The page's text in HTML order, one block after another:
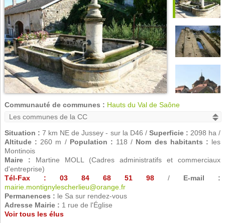
Communauté de communes : Hauts du Val de Saône
Situation : 7 km NE de Jussey - sur la D46 / Superficie : 2098 ha /
Altitude : 260 m / Population : 118 / Nom des habitants : les
Montinois
Maire : Martine MOLL (Cadres administratifs et commerciaux
d'entreprise)
Tél-Fax : 03 84 68 51 98 / E-mail :
mairie.montignylescherlieu@orange.fr
Permanences : le Sa sur rendez-vous
Adresse Mairie : 1 rue de l'Église
Voir tous les élus